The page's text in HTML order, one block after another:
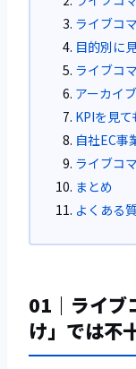
ライブコ
目的別に
ライブコ
アーカイ
KPIを見
自社EC事
ライブコ
まとめ
よくある
01｜ライブ
け」では不